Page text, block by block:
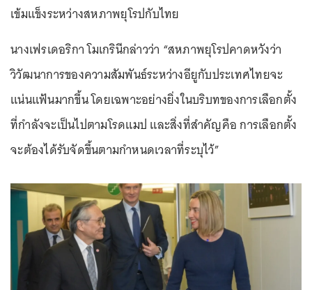
เข้มแข็งระหว่างสหภาพยุโรปกับไทย
นางเฟรเดอริกา โมเกรินีกล่าวว่า “สหภาพยุโรปคาดหวังว่า
วิวัฒนาการของความสัมพันธ์ระหว่างอียูกับประเทศไทยจะ
แน่นแฟ้นมากขึ้น โดยเฉพาะอย่างยิ่งในบริบทของการเลือกตั้ง
ที่กำลังจะเป็นไปตามโรดแมป และสิ่งที่สำคัญคือ การเลือกตั้ง
จะต้องได้รับจัดขึ้นตามกำหนดเวลาที่ระบุไว้”